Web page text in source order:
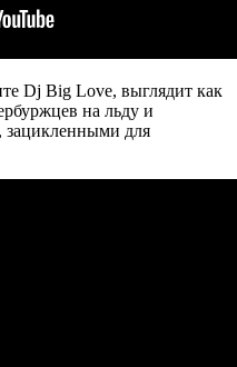
Dj Big Love, выглядит как
на льду и
зацикленными для